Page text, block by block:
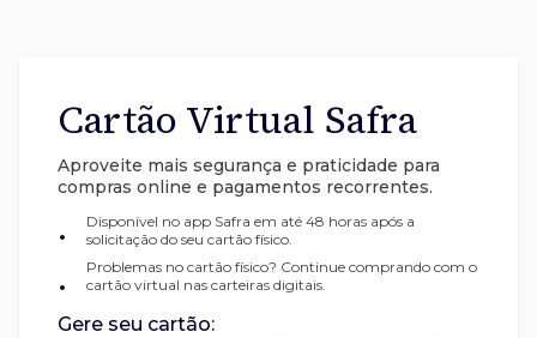
Cartão Virtual Safra
Aproveite mais segurança e praticidade para
compras online e pagamentos recorrentes.
•
Disponível no app Safra em até 48 horas após a
solicitação do seu cartão físico.
•
Problemas no cartão físico? Continue comprando com o
cartão virtual nas carteiras digitais.
Gere seu cartão: